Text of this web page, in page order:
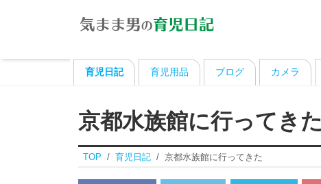
育児日記 育児用品 ブログ カメラ
京都水族館に行ってきた
TOP 育児日記 京都水族館に行ってきた